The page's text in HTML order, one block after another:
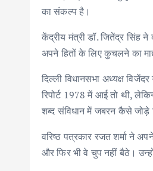
का संकल्प है।
केंद्रीय मंत्री डॉ. जितेंद्र सिंह
अपने हितों के लिए कुचलने का
दिल्ली विधानसभा अध्यक्ष
रिपोर्ट 1978 में आई तो थी,
शब्द संविधान में जबरन कैसे जोड़े
वरिष्ठ पत्रकार रजत शर्मा ने
और फिर भी वे चुप नहीं बैठे।